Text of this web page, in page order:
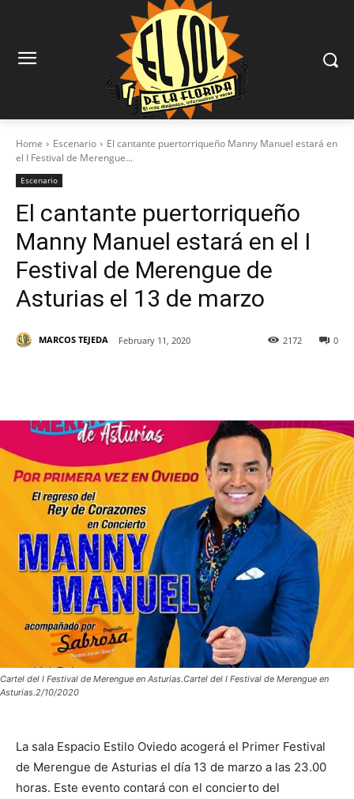
Home Escenario
El cantante puertorriqueño Manny Manuel estará en
el I Festival de Merengue...
Escenario
El cantante puertorriqueño
Manny Manuel estará en el I
Festival de Merengue de
Asturias el 13 de marzo
MARCOS TEJEDA February 11, 2020 0
2172
Cartel del I Festival de Merengue en Asturias.Cartel del I Festival de Merengue en
Asturias.2/10/2020
La sala Espacio Estilo Oviedo acogerá el Primer Festival
de Merengue de Asturias el día 13 de marzo a las 23.00
horas. Este evento contará con el concierto del